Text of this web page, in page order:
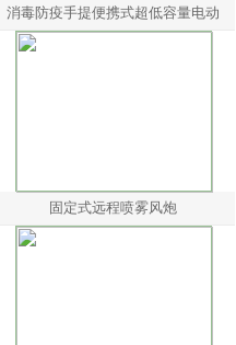
消毒防疫手提便携式超低容量电动
固定式远程喷雾风炮